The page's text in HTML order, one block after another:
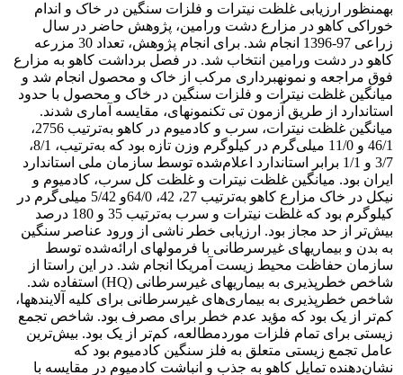
به­منظور ارزیابی غلظت نیترات و فلزات سنگین در خاک و اندام
خوراکی کاهو در مزارع دشت ورامین، پژوهش حاضر در سال
زراعی 97-1396 انجام شد. برای انجام پژوهش، تعداد 30 مزرعه
کاهو در دشت ورامین انتخاب شد. در فصل برداشت کاهو به مزارع
فوق مراجعه و نمونه­برداری مرکب از خاک و محصول انجام شد و
میانگین غلظت نیترات و فلزات سنگین در خاک و محصول با حدود
استاندارد از طریق آزمون تی تک­نمونه­ای، مقایسه آماری شدند.
میانگین غلظت نیترات، سرب و کادمیوم در کاهو به‌ترتیب 2756،
46/1 و 11/0 میلی‌گرم در کیلوگرم وزن تازه بود که به‌ترتیب، 8/1،
3/7 و 1/1 برابر استاندارد اعلام‌شده توسط سازمان ملی استاندارد
ایران بود. میانگین غلظت نیترات و غلظت کل سرب، کادمیوم و
نیکل در خاک مزارع کاهو به‌ترتیب 27، 42، 64/­0و 5/42 میلی‌گرم در
کیلوگرم بود که غلظت نیترات و سرب به‌ترتیب 35 و 180 درصد
بیش‌تر از حد مجاز بود. ارزیابی خطر ناشی از ورود عناصر سنگین
به بدن و بیماری­های غیرسرطانی با فرمول­های ارائه‌شده توسط
سازمان حفاظت محیط زیست آمریکا انجام شد. در این راستا از
شاخص خطرپذیری به بیماری­های غیرسرطانی (HQ) استفاده شد.
شاخص خطرپذیری به بیماری‌های غیرسرطانی برای کلیه آلاینده­ها،
کم‌تر از یک بود که مؤید عدم خطر برای مصرف بود. شاخص تجمع
زیستی برای تمام فلزات موردمطالعه، کم‌تر از یک بود. بیش‌ترین
عامل تجمع زیستی متعلق به فلز سنگین کادمیوم بود که
نشان‌دهنده تمایل کاهو به جذب و انباشت کادمیوم در مقایسه با